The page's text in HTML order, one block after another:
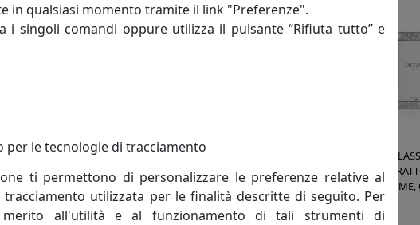
PORTAFOTO CLASSIC IN ARGENTO
925, FOTO RITRATTO 18X24,
OTTAVIANI HOME, CODICE 255024M
Ottaviani
PORTAFOTO
925, FOTO
OTTAVIANI
Ottaviani
in qualsiasi momento tramite il link "Preferenze".
i singoli comandi oppure utilizza il pulsante “Rifiuta tutto” e
per le tecnologie di tracciamento
ti permettono di personalizzare le preferenze relative al
utilizzata per le finalità descritte di seguito. Per
all'utilità e al funzionamento di tali strumenti di